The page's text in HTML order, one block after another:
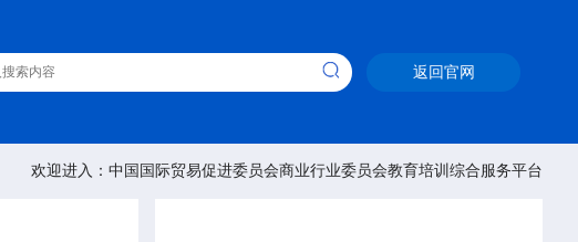
返回官网
欢迎进入：中国国际贸易促进委员会商业行业委员会教育培训综合服务平台